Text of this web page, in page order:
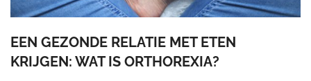
EEN GEZONDE RELATIE MET ETEN
KRIJGEN: WAT IS ORTHOREXIA?